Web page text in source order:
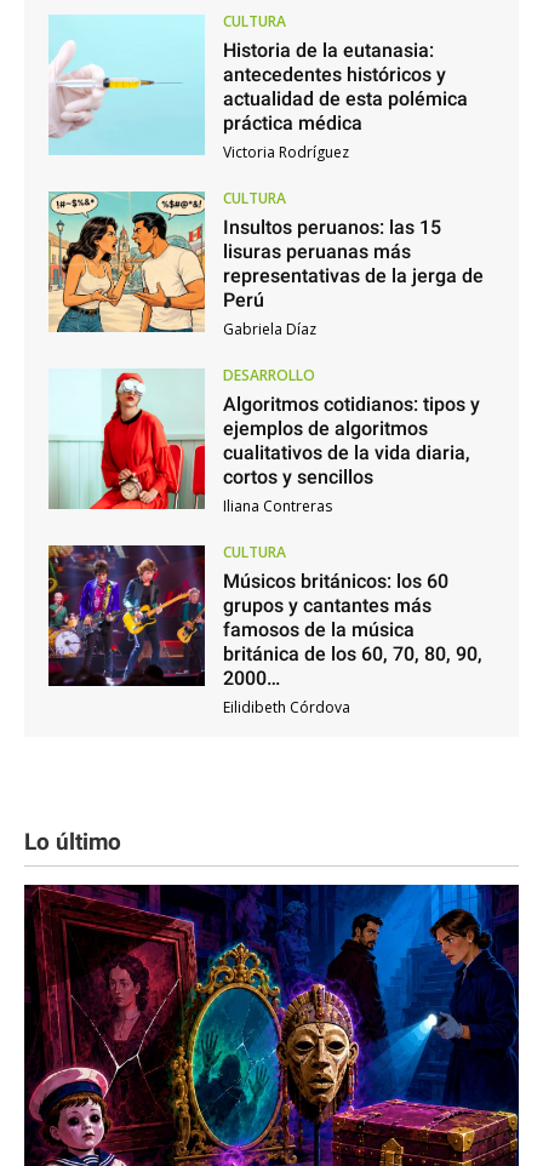
CULTURA
Historia de la eutanasia:
antecedentes históricos y
actualidad de esta polémica
práctica médica
Victoria Rodríguez
CULTURA
Insultos peruanos: las 15
lisuras peruanas más
representativas de la jerga de
Perú
Gabriela Díaz
DESARROLLO
Algoritmos cotidianos: tipos y
ejemplos de algoritmos
cualitativos de la vida diaria,
cortos y sencillos
Iliana Contreras
CULTURA
Músicos británicos: los 60
grupos y cantantes más
famosos de la música
británica de los 60, 70, 80, 90,
2000…
Eilidibeth Córdova
Lo último